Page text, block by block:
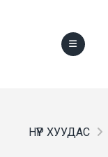
НҮҮР ХУУДАС